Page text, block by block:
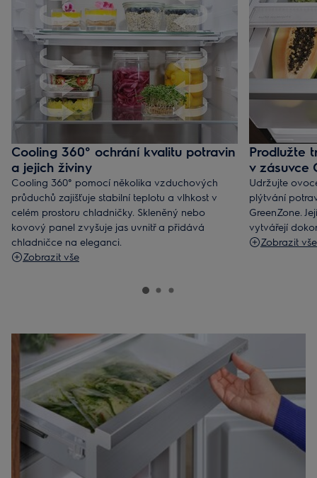
Cooling 360° ochrání kvalitu potravin
a jejich živiny
Cooling 360° pomocí několika vzduchových
průduchů zajišťuje stabilní teplotu a vlhkost v
celém prostoru chladničky. Skleněný nebo
kovový panel zvyšuje jas uvnitř a přidává
chladničce na eleganci.
Zobrazit vše
Prodlužte
v zásuvce
Udržujte
plýtvání
GreenZone.
vytvářejí
Zobrazit vše